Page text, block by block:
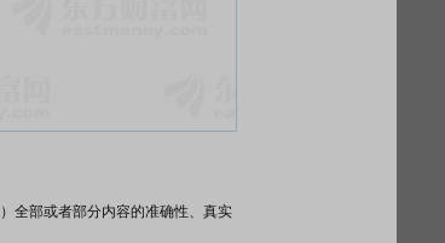
全部或者部分内容的准确性、真实